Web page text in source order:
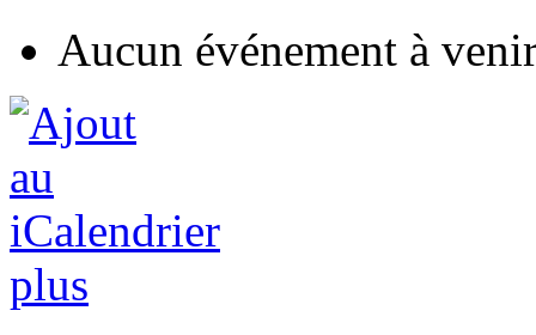
Aucun événement à
plus